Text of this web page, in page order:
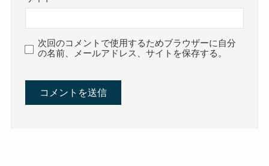
次回のコメントで使用するためブラウザーに自分
の名前、メールアドレス、サイトを保存する。